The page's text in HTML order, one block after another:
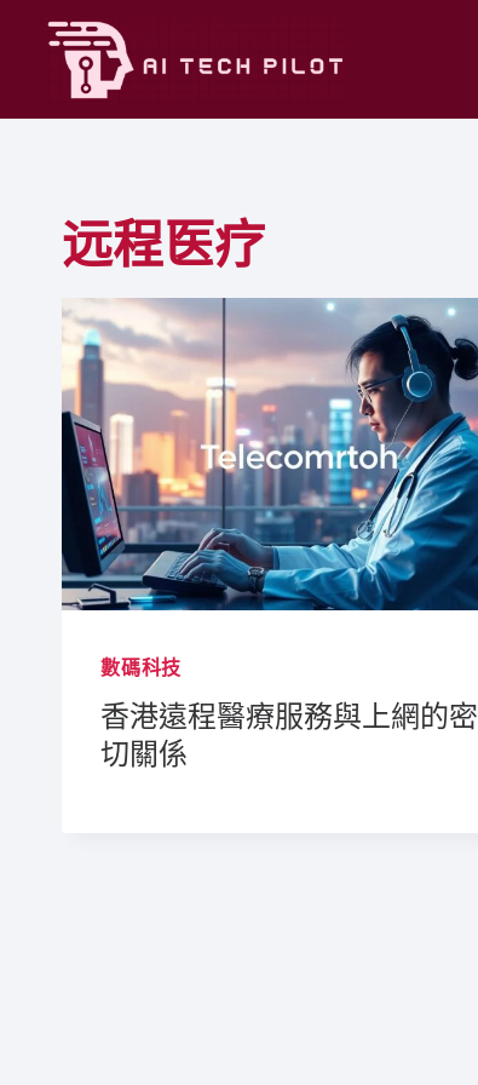
content
远程医疗
數碼科技
香港遠程醫療服務與上網的密
切關係